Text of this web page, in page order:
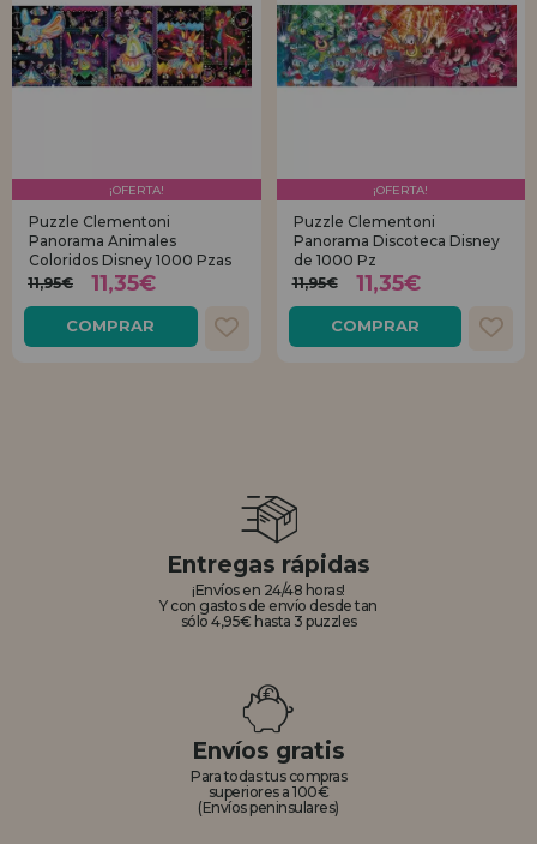
¡OFERTA!
Puzzle Clementoni
Panorama Animales
Coloridos Disney 1000 Pzas
11,95€
11,35€
COMPRAR
¡OFERTA!
Puzzle Clementoni
Panorama Discoteca Disney
de 1000 Pz
11,95€
11,35€
COMPRAR
Entregas rápidas
¡Envíos en 24/48 horas!
Y con gastos de envío desde tan
sólo 4,95€ hasta 3 puzzles
Envíos gratis
Para todas tus compras
superiores a 100€
(Envíos peninsulares)